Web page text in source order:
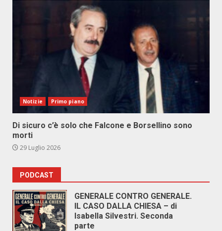
Notizie Primo piano
Di sicuro c’è solo che Falcone e Borsellino sono
morti
29 Luglio 2026
PODCAST
GENERALE CONTRO GENERALE.
IL CASO DALLA CHIESA – di
Isabella Silvestri. Seconda
parte